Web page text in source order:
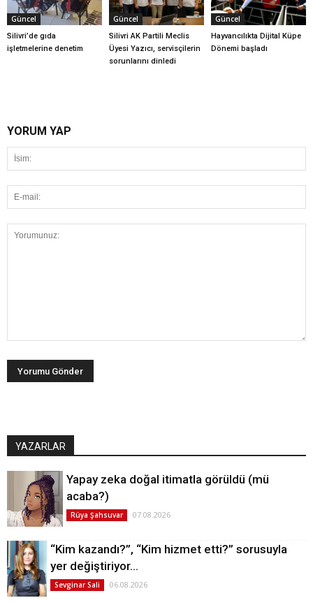
Güncel
Silivri’de gıda
işletmelerine denetim
Güncel
Silivri AK Partili Meclis
Üyesi Yazıcı, servisçilerin
sorunlarını dinledi
Güncel
Hayvancılıkta Dijital Küpe
Dönemi başladı
YORUM YAP
YAZARLAR
Yapay zeka doğal itimatla görüldü (mü
acaba?)
Rüya Şahsuvar 07.08.2026
“Kim kazandı?”, “Kim hizmet etti?” sorusuyla
yer değiştiriyor…
Sevginar Sali 06.08.2026